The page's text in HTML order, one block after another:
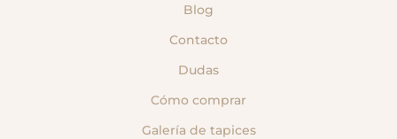
Blog
Contacto
Dudas
Cómo comprar
Galería de tapices